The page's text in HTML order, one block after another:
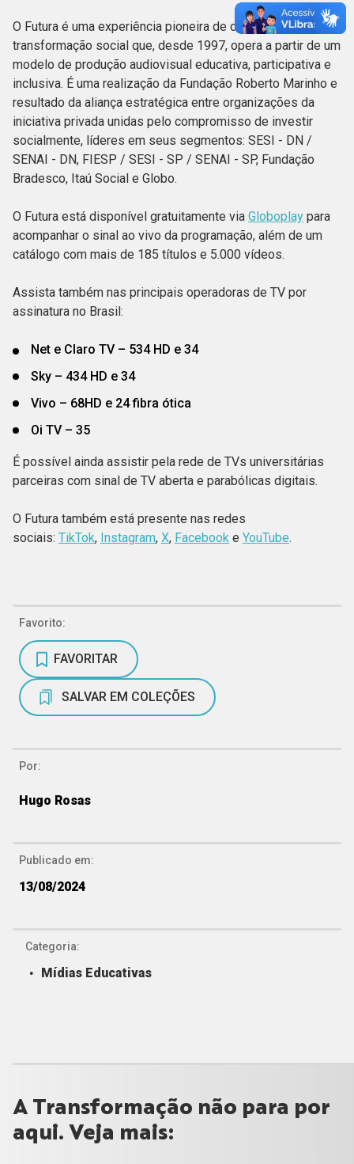
O Futura é uma experiência pioneira de comunicação para
transformação social que, desde 1997, opera a partir de um
modelo de produção audiovisual educativa, participativa e
inclusiva. É uma realização da Fundação Roberto Marinho e
resultado da aliança estratégica entre organizações da
iniciativa privada unidas pelo compromisso de investir
socialmente, líderes em seus segmentos: SESI - DN /
SENAI - DN, FIESP / SESI - SP / SENAI - SP, Fundação
Bradesco, Itaú Social e Globo.
O Futura está disponível gratuitamente via Globoplay para
acompanhar o sinal ao vivo da programação, além de um
catálogo com mais de 185 títulos e 5.000 vídeos.
Assista também nas principais operadoras de TV por
assinatura no Brasil:
Net e Claro TV – 534 HD e 34
Sky – 434 HD e 34
Vivo – 68HD e 24 fibra ótica
Oi TV – 35
É possível ainda assistir pela rede de TVs universitárias
parceiras com sinal de TV aberta e parabólicas digitais.
O Futura também está presente nas redes
sociais: TikTok, Instagram, X, Facebook e YouTube.
Favorito:
FAVORITAR
SALVAR EM COLEÇÕES
Por:
Hugo Rosas
Publicado em:
13/08/2024
Categoria:
Mídias Educativas
A Transformação não para por
aqui. Veja mais: